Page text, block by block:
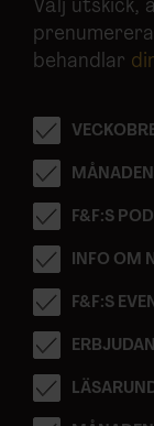
Välj utskick,
behandlar
F&F:S
INFO OM
F&F:S